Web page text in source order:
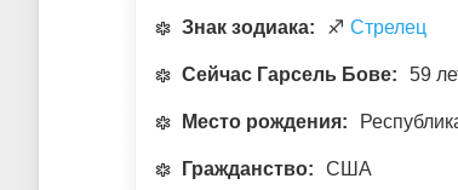
Знак зодиака: ♐ Стрелец
Сейчас Гарсель Бове: 59
Место рождения:
Гражданство: США